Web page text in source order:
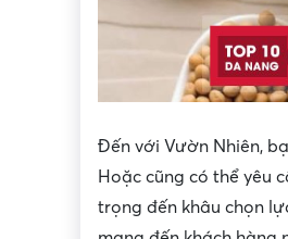
Đến với Vườn Nhiên,
Hoặc cũng có thể yêu
trọng đến khâu chọn